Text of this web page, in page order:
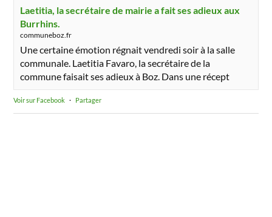
Laetitia, la secrétaire de mairie a fait ses adieux aux
Burrhins.
communeboz.fr
Une certaine émotion régnait vendredi soir à la salle
communale. Laetitia Favaro, la secrétaire de la
commune faisait ses adieux à Boz. Dans une récept
Voir sur Facebook · Partager